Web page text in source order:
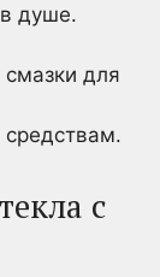
душе.
смазки для
с